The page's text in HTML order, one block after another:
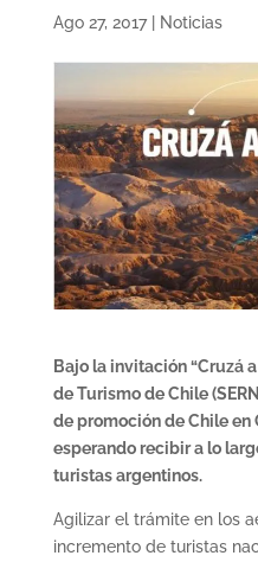
Ago 27, 2017| Noticias
Bajo la invitación “Cruzá
de Turismo de Chile
de promoción de Chile en
esperando recibir a lo
turistas argentinos.
Agilizar el trámite en los
incremento de turistas